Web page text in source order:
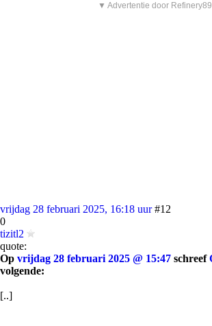
▼ Advertentie door Refinery89
vrijdag 28 februari 2025, 16:18 uur #12
0
tizitl2
quote:
Op vrijdag 28 februari 2025 @ 15:47 schreef
volgende:
[..]